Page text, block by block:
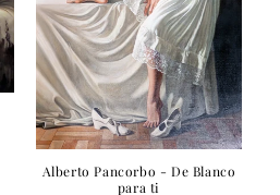
Alberto Pancorbo - De Blanco
para ti